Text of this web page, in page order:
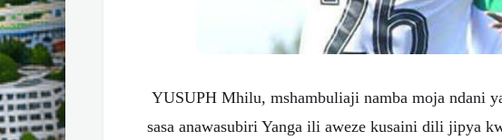
YUSUPH Mhilu, mshambuliaji namba moja ndani
sasa anawasubiri Yanga ili aweze kusaini dili jipya